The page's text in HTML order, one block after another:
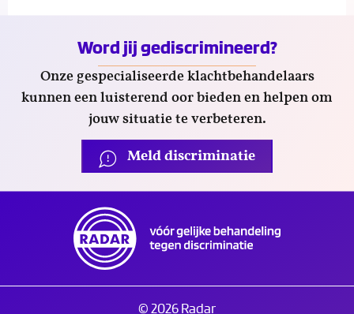
Word jij gediscrimineerd?
Onze gespecialiseerde klachtbehandelaars
kunnen een luisterend oor bieden en helpen om
jouw situatie te verbeteren.
Meld discriminatie
© 2026 Radar